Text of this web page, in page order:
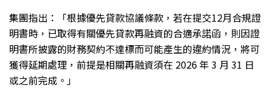
集團指出：「根據優先貸款協議條款，若在提交12月合規證
明書時，已取得有關優先貸款再融資的合適承諾函，則因證
明書所披露的財務契約不達標而可能產生的違約情況，將可
獲得延期處理，前提是相關再融資須在 2026 年 3 月 31 日
或之前完成。」